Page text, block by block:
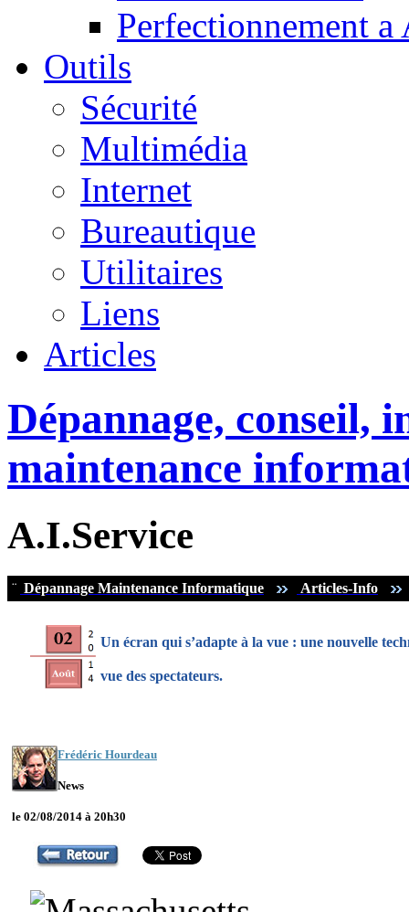
Perfectionnement a
Outils
Sécurité
Multimédia
Internet
Bureautique
Utilitaires
Liens
Articles
Dépannage, conseil,
maintenance
A.I.Service
¨ Dépannage Maintenance Informatique Articles-Info
Un écran qui s’adapte à la vue : une nouvelle
vue des spectateurs.
Frédéric Hourdeau
News
le 02/08/2014 à 20h30